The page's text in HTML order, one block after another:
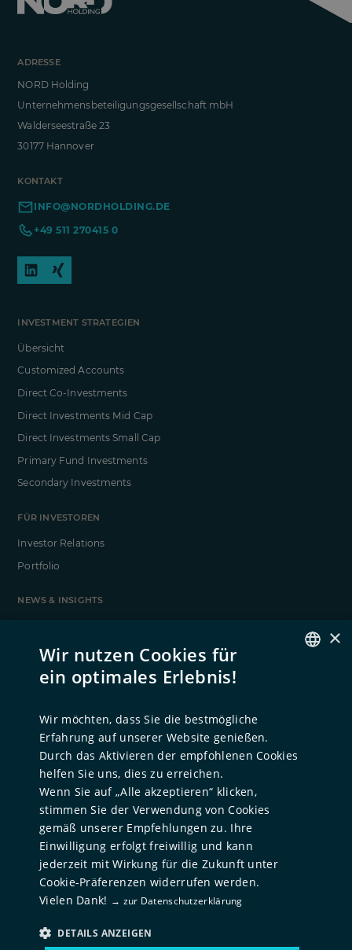
ADRESSE
NORD Holding
Unternehmensbeteiligungsgesellschaft mbH
Walderseestraße 23
30177 Hannover
KONTAKT
INFO@NORDHOLDING.DE
+49 511 270415 0
INVESTMENT STRATEGIEN
Übersicht
Customized Accounts
Direct Co-Investments
Direct Investments Mid Cap
Direct Investments Small Cap
Primary Fund Investments
Secondary Investments
FÜR INVESTOREN
Investor Relations
Portfolio
NEWS & INSIGHTS
Case Studies
UNTERNEHMEN
Unternehmensgeschichte
Team
Standorte
FÜR TALENTE
Karriere
Offene Stellenangebote
© NORD Holding2026
×
Wir nutzen Cookies für
ein optimales Erlebnis!
Wir möchten, dass Sie die bestmögliche
Erfahrung auf unserer Website genießen.
Durch das Aktivieren der empfohlenen Cookies
helfen Sie uns, dies zu erreichen.
Wenn Sie auf „Alle akzeptieren“ klicken,
stimmen Sie der Verwendung von Cookies
gemäß unserer Empfehlungen zu. Ihre
Einwilligung erfolgt freiwillig und kann
jederzeit mit Wirkung für die Zukunft unter
Cookie-Präferenzen widerrufen werden.
Vielen Dank! → zur Datenschutzerklärung
DETAILS ANZEIGEN